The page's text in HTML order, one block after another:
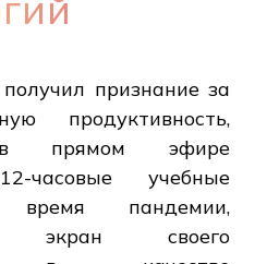
признание за
продуктивность,
в прямом эфире
часовые учебные
пандемии,
экран своего